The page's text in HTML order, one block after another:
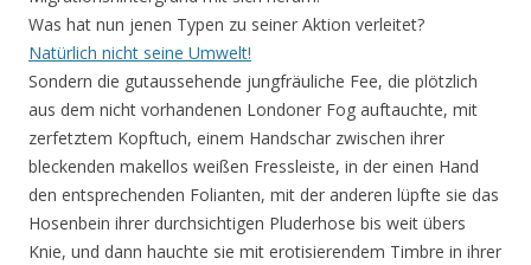
Was hat nun jenen Typen zu seiner Aktion verleitet?
Natürlich nicht seine Umwelt!
Sondern die gutaussehende jungfräuliche Fee, die plötzlich
aus dem nicht vorhandenen Londoner Fog auftauchte, mit
zerfetztem Kopftuch, einem Handschar zwischen ihrer
bleckenden makellos weißen Fressleiste, in der einen Hand
den entsprechenden Folianten, mit der anderen lüpfte sie das
Hosenbein ihrer durchsichtigen Pluderhose bis weit übers
Knie, und dann hauchte sie mit erotisierendem Timbre in ihrer